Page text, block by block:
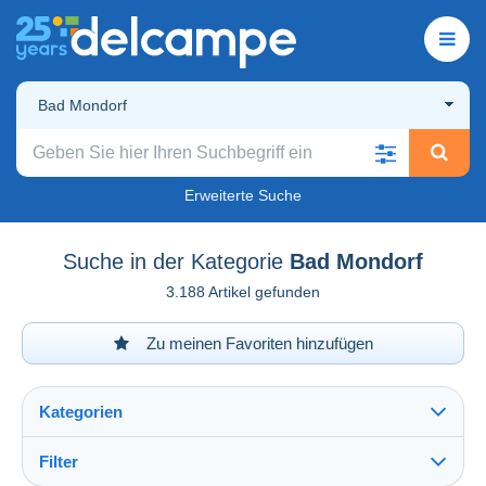
Bad Mondorf
Erweiterte Suche
Suche in der Kategorie Bad Mondorf
3.188 Artikel gefunden
Zu meinen Favoriten hinzufügen
Kategorien
Filter